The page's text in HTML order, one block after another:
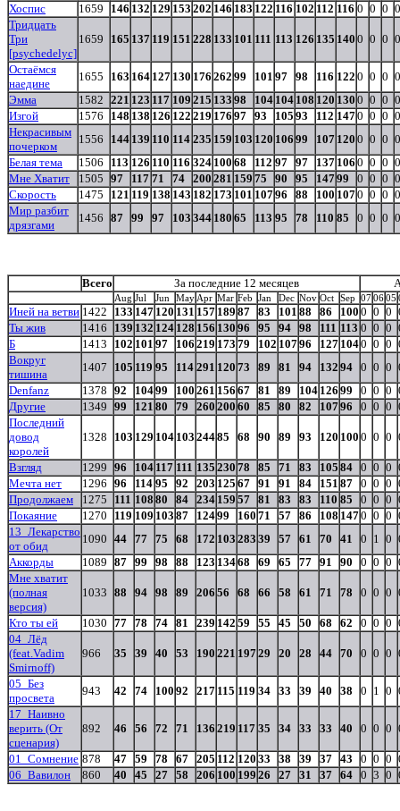
Хоспис
1659 146 132 129 153 202 146 183 122 116 102 112 116 0 0 0 0
Тридцать
Три
[psychedelyc]
1659 165 137 119 151 228 133 101 111 113 126 135 140 0 0 0 0
Остаёмся
наедине
1655 163 164 127 130 176 262 99 101 97 98 116 122 0 0 0 0
Эмма
1582 221 123 117 109 215 133 98 104 104 108 120 130 0 0 0 0
Изгой
1576 148 138 126 122 219 176 97 93 105 93 112 1470 0 0 0
Некрасивым
почерком
1556 144 139 110 114 235 159 103 120 106 99 107 120 0 0 0 0
Белая тема
1506 113 126 110 116 324 100 68 112 97 97 137 106 0 0 0 0
Мне Хватит
1505 97 117 71 74 200 281 159 75 90 95 14799 0 0 0 0
Скорость
1475 121 119 138 143 182 173 101 10796 88 100 1070 0 0 0
Мир разбит
дрязгами
1456 87 99 97 103 344 180 65 113 95 78 110 85 0 0 0 0
Всего За последние 12 месяцев
Aug Jul Jun May Apr Mar Feb Jan Dec Nov Oct Sep 070605
Иней на ветви 1422 133 147 120 131 157 189 87 83 101 88 86 100 0 0 0
Ты жив
1416 139 132 124 128 156 130 96 95 94 98 111 113 0 0 0
Б
1413 102 101 97 106 219 173 79 102 10796 127 1040 0 0
Вокруг
тишина
1407 105 119 95 114 291 120 73 89 81 94 132 94 0 0 0
Denfanz
1378 92 10499 100 261 156 67 81 89 104 126 99 0 0 0
Другие
1349 99 121 80 79 260 200 60 85 80 82 10796 0 0 0
Последний
довод
королей
1328 103 129 104 103 24485 68 90 89 93 120 100 0 0 0
Взгляд 1299 96 104 117 111 135 230 78 85 71 83 105 84 0 0 0
Мечта нет
1296 96 114 95 92 203 125 67 91 91 84 151 87 0 0 0
Продолжаем
1275 111 108 80 84 234 159 57 81 83 83 110 85 0 0 0
Покаяние
1270 119 109 103 87 12499 160 71 57 86 108 1470 0 0
13_Лекарство
от обид
1090 44 77 75 68 172 103 283 39 57 61 70 41 0 1 0
Аккорды
1089 87 99 98 88 123 13468 69 65 77 91 90 0 0 0
Мне хватит
(полная
версия)
1033 88 94 98 89 206 56 68 66 58 61 71 78 0 0 0
Кто ты ей 1030 77 78 74 81 239 142 59 55 45 50 68 62 0 0 0
04_Лёд
(feat.Vadim
Smirnoff)
966 35 39 40 53 190 221 19729 20 28 44 70 0 0 0
05_Без
просвета
943 42 74 100 92 217 115 119 34 33 39 40 38 0 1 0
17_Наивно
верить (От
сценария)
892 46 56 72 71 136 219 117 35 34 33 33 40 0 0 0
01_Сомнение 878 47 59 78 67 205 112 120 33 38 39 37 43 0 0 0
06_Вавилон
860 40 45 27 58 206 100 199 26 27 31 37 64 0 3 0